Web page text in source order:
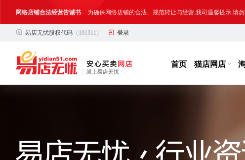
网络店铺合法经营告诫书 为确保网络店铺的合法、规范转让与经营,我司温馨提示,请
合法合规经营告客户书 部分客户在购买抖店网络店铺后，存在试图规避平台监管
网络店铺合法经营告诫书 为确保网络店铺的合法、规范转让与经营,我司温馨提示,请
易店无忧股权代码 （101311） 登录
首页 猫店网店